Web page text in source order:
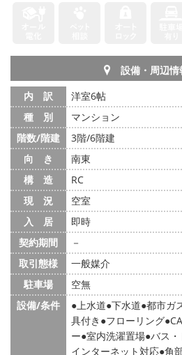
設備・周辺情
内 訳
洋室6帖
種 別
マンション
階数/階建
3階/6階建
向 き
南東
構 造
RC
現 況
空室
入 居
即時
契約期間
－
取引態様
一般媒介
駐車場
空無
設備/条件
上水道 下水道 都市ガ
具付き
フローリング
ー 室内洗濯置場 バス
インターネット対応 角